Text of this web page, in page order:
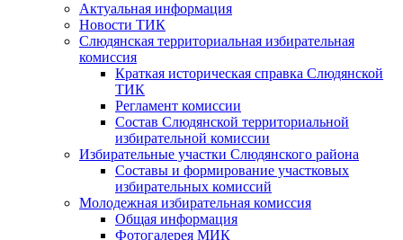
Актуальная информация
Новости ТИК
Слюдянская территориальная избирательная
комиссия
Краткая историческая справка Слюдянской
ТИК
Регламент комиссии
Состав Слюдянской территориальной
избирательной комиссии
Избирательные участки Слюдянского района
Составы и формирование участковых
избирательных комиссий
Молодежная избирательная комиссия
Общая информация
Фотогалерея МИК